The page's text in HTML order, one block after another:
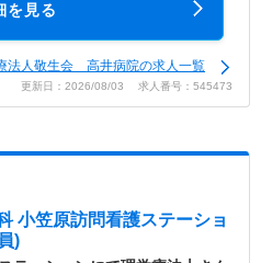
を見る
法人敬生会 高井病院の求人一覧
更新日：2026/08/03 求人番号：545473
小笠原訪問看護ステーショ
)